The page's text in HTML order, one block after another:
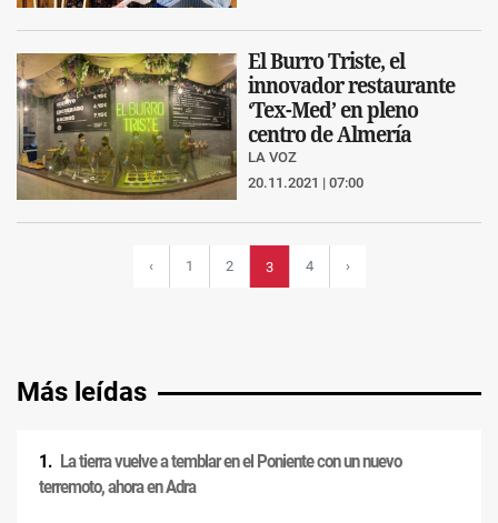
El Burro Triste, el
innovador restaurante
‘Tex-Med’ en pleno
centro de Almería
LA VOZ
20.11.2021 | 07:00
‹ 1 2 3 4 ›
Más leídas
La tierra vuelve a temblar en el Poniente con un nuevo
terremoto, ahora en Adra